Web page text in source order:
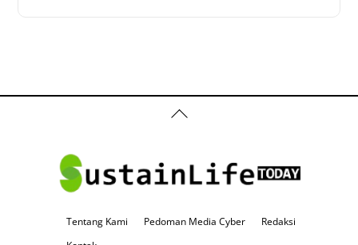
Back
To
Tentang Kami Pedoman Media Cyber
Redaksi